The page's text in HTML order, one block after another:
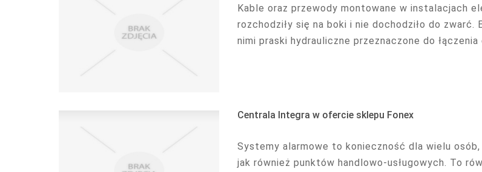
Kable oraz przewody montowane w instalacjach
rozchodziły się na boki i nie dochodziło do
nimi praski hydrauliczne przeznaczone do
Centrala Integra w ofercie sklepu Fonex
Systemy alarmowe to konieczność dla wielu
jak również punktów handlowo-usługowych. To